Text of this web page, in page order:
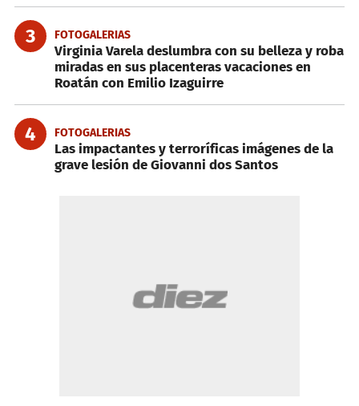
3 FOTOGALERIAS
Virginia Varela deslumbra con su belleza y roba
miradas en sus placenteras vacaciones en
Roatán con Emilio Izaguirre
4 FOTOGALERIAS
Las impactantes y terroríficas imágenes de la
grave lesión de Giovanni dos Santos